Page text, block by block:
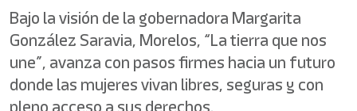
Bajo la visión de la gobernadora Margarita
González Saravia, Morelos, “La tierra que nos
une”, avanza con pasos firmes hacia un futuro
donde las mujeres vivan libres, seguras y con